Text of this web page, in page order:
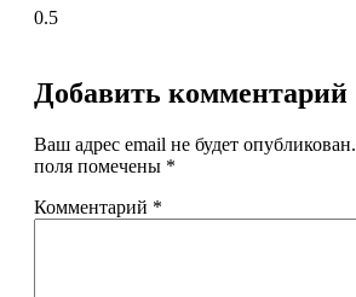
Добавить комментарий
Ваш адрес email не будет опубликован.
поля помечены *
Комментарий *